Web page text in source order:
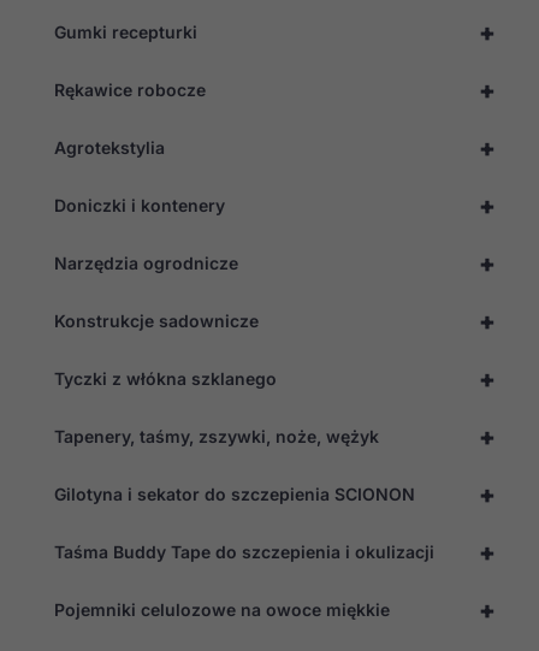
+
Gumki recepturki
+
Rękawice robocze
+
Agrotekstylia
+
Doniczki i kontenery
+
Narzędzia ogrodnicze
+
Konstrukcje sadownicze
+
Tyczki z włókna szklanego
+
Tapenery, taśmy, zszywki, noże, wężyk
+
Gilotyna i sekator do szczepienia SCIONON
+
Taśma Buddy Tape do szczepienia i okulizacji
+
Pojemniki celulozowe na owoce miękkie